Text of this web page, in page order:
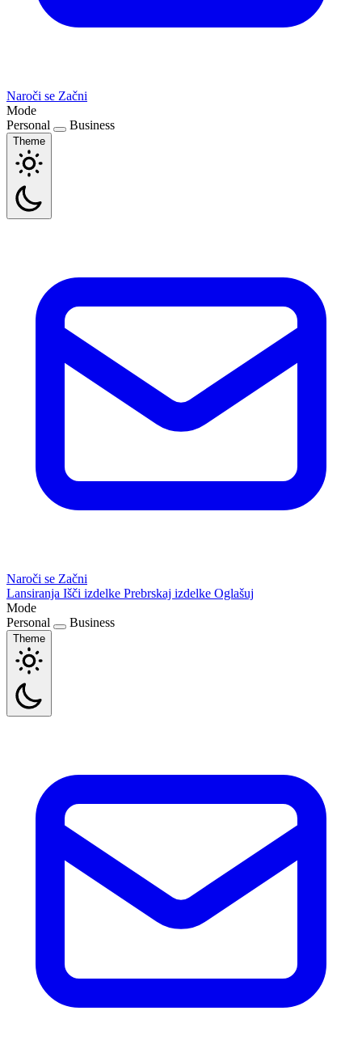
Naroči se Začni
Mode
Personal
Business
Theme
Naroči se Začni
Lansiranja Išči izdelke Prebrskaj izdelke Oglašuj
Mode
Personal
Business
Theme